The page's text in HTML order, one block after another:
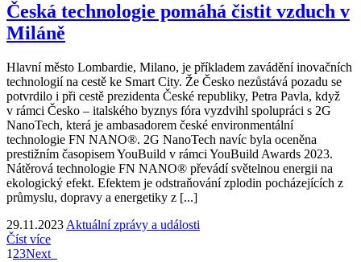
Česká technologie pomáhá čistit vzduch v
Miláně
Hlavní město Lombardie, Milano, je příkladem zavádění inovačních
technologií na cestě ke Smart City. Že Česko nezůstává pozadu se
potvrdilo i při cestě prezidenta České republiky, Petra Pavla, když
v rámci Česko – italského byznys fóra vyzdvihl spolupráci s 2G
NanoTech, která je ambasadorem české environmentální
technologie FN NANO®. 2G NanoTech navíc byla oceněna
prestižním časopisem YouBuild v rámci YouBuild Awards 2023.
Nátěrová technologie FN NANO® převádí světelnou energii na
ekologický efekt. Efektem je odstraňování zplodin pocházejících z
průmyslu, dopravy a energetiky z [...]
29.11.2023 Aktuální zprávy a události
Číst více
1 23Next